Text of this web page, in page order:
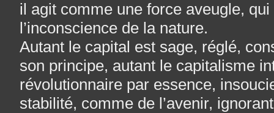
il agit comme une force aveugle,
l’inconscience de la nature.
Autant le capital est sage, réglé,
son principe, autant le capitalisme
révolutionnaire par essence,
stabilité, comme de l’avenir,